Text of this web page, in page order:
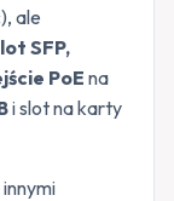
ale
SFP,
PoEna
i slot na karty